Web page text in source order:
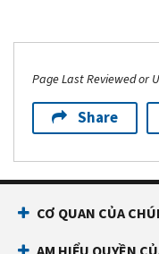
Page Last Reviewed or
Share
CƠ QUAN CỦA